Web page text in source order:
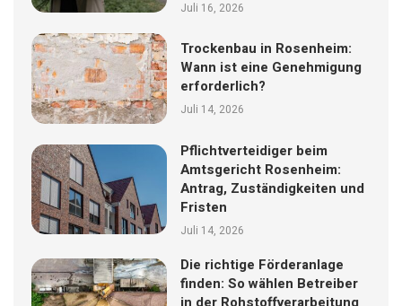
Juli 16, 2026
Trockenbau in Rosenheim:
Wann ist eine Genehmigung
erforderlich?
Juli 14, 2026
Pflichtverteidiger beim
Amtsgericht Rosenheim:
Antrag, Zuständigkeiten und
Fristen
Juli 14, 2026
Die richtige Förderanlage
finden: So wählen Betreiber
in der Rohstoffverarbeitung